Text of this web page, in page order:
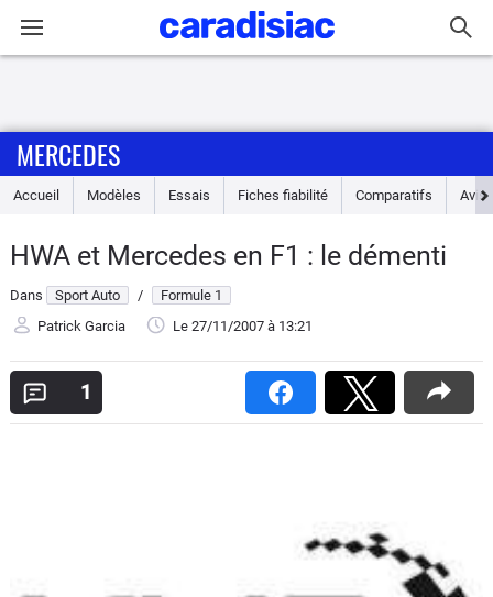
Accueil
Essais
Guide
Electriques
MERCEDES
Accueil Modèles Essais Fiches fiabilité Comparatifs Avis
HWA et Mercedes en F1 : le démenti
Dans Sport Auto /
Formule 1
Patrick Garcia
Le 27/11/2007 à 13:21
1